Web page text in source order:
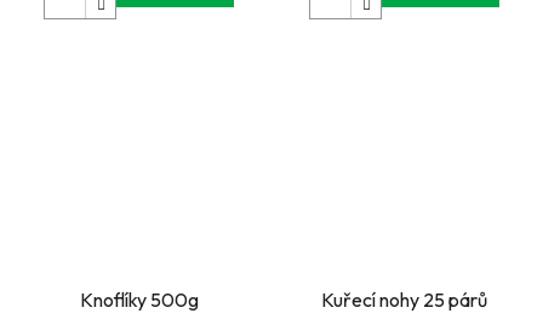
Knoflíky 500g Kuřecí nohy 25 párů